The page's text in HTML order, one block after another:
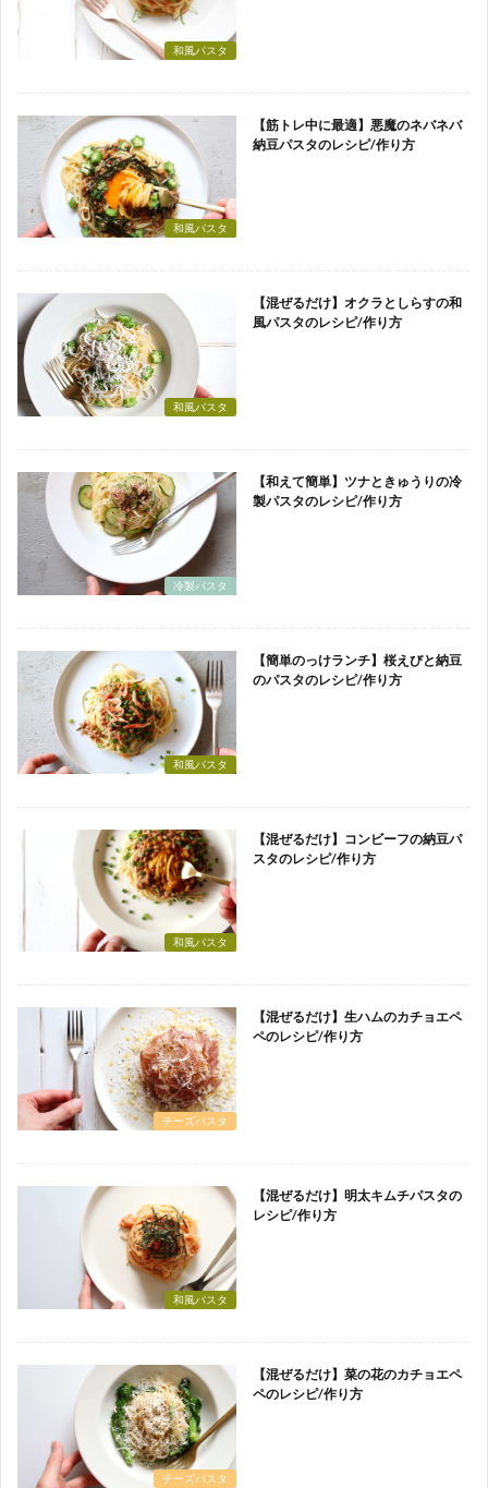
和風パスタ
和風パスタ
【筋トレ中に最適】悪魔のネバネバ
納豆パスタのレシピ/作り方
和風パスタ
【混ぜるだけ】オクラとしらすの和
風パスタのレシピ/作り方
冷製パスタ
【和えて簡単】ツナときゅうりの冷
製パスタのレシピ/作り方
和風パスタ
【簡単のっけランチ】桜えびと納豆
のパスタのレシピ/作り方
和風パスタ
【混ぜるだけ】コンビーフの納豆パ
スタのレシピ/作り方
チーズパスタ
【混ぜるだけ】生ハムのカチョエペ
ペのレシピ/作り方
和風パスタ
【混ぜるだけ】明太キムチパスタの
レシピ/作り方
チーズパスタ
【混ぜるだけ】菜の花のカチョエペ
ペのレシピ/作り方